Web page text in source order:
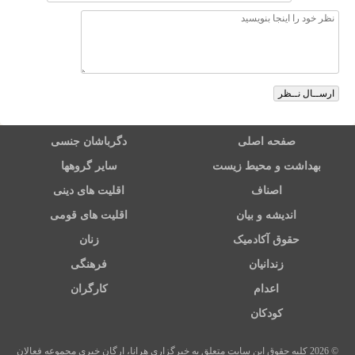
صفحه اصلی دگرباشان جنسی
بهداشت و محیط زیست سایر گروهها
اصناف اقلیت های دینی
اندیشه و بیان اقلیت های قومی
حقوق آکادمیک زنان
زندانیان فرهنگی
اعدام کارگران
کودکان
© 2026 کلیه حقوق این سایت متعلق به خبرگزاری هرانا، ارگان خبری مجموعه فعالان